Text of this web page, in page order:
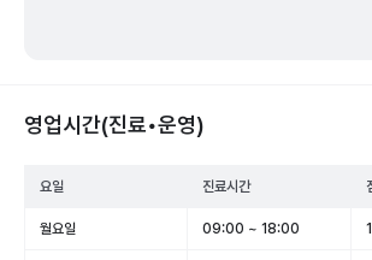
영업시간(진료•운영)
요일 진료시간
월요일 09:00 ~ 18:00